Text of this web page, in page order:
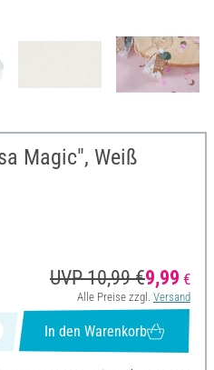
Magic", Weiß
UVP 10,99 €9,99 €
Alle Preise zzgl. Versand
In den Warenkorb